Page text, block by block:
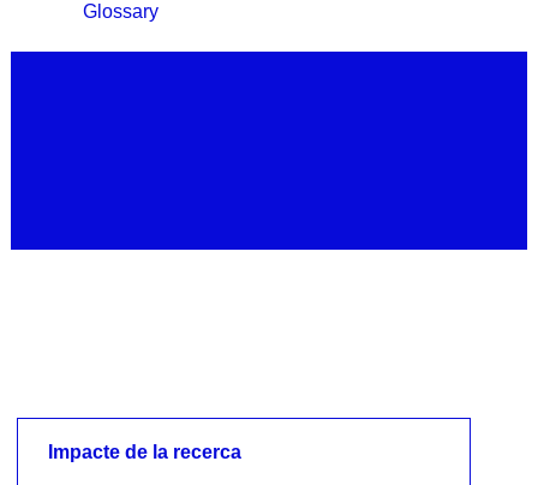
Glossary
Impacte de la recerca